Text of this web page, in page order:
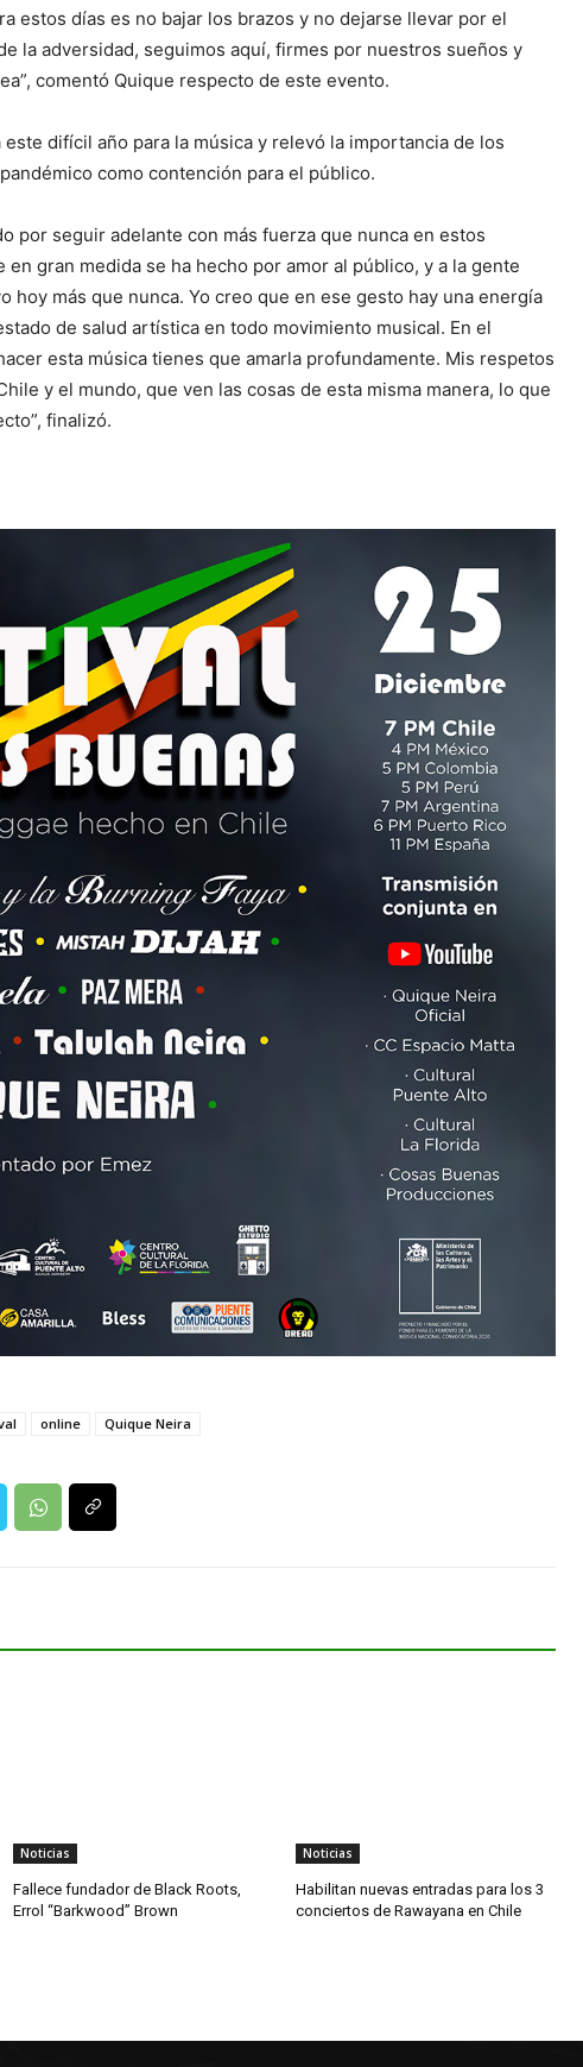
estos días es no bajar los brazos y no dejarse llevar por el
la adversidad, seguimos aquí, firmes por nuestros sueños y
comentó Quique respecto de este evento.
difícil año para la música y relevó la importancia de los
como contención para el público.
por seguir adelante con más fuerza que nunca en estos
gran medida se ha hecho por amor al público, y a la gente
hoy más que nunca. Yo creo que en ese gesto hay una energía
de salud artística en todo movimiento musical. En el
esta música tienes que amarla profundamente. Mis respetos
y el mundo, que ven las cosas de esta misma manera, lo que
finalizó.
online Quique Neira
Noticias
Fallece fundador de Black Roots,
Errol “Barkwood” Brown
Noticias
Habilitan nuevas entradas para los 3
conciertos de Rawayana en Chile